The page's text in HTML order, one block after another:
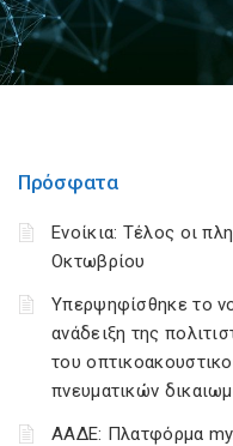
Πρόσφατα
Ενοίκια: Τέλος οι
Οκτωβρίου
Υπερψηφίσθηκε το
ανάδειξη της
του
πνευματικών
ΑΑΔΕ: Πλατφόρμα